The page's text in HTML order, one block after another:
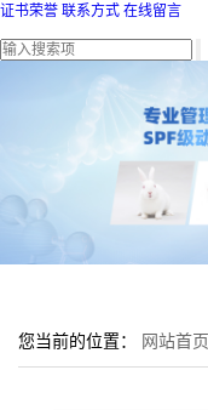
证书荣誉 联系方式 在线留言
您当前的位置： 网站首页